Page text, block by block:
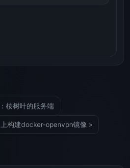
桉树叶的服务端
构建docker-openvpn镜像 »